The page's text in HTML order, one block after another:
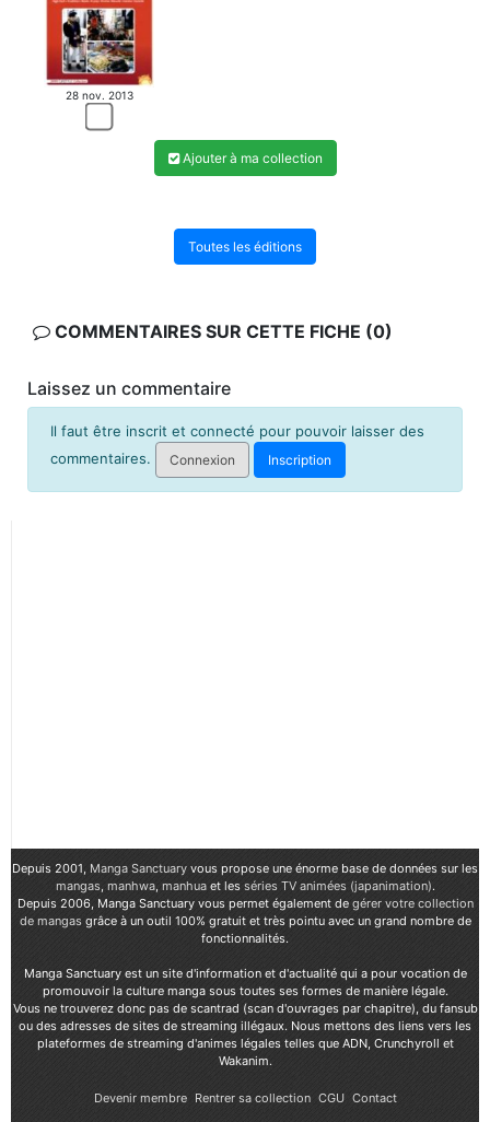
28 nov. 2013
Ajouter à ma collection
Toutes les éditions
COMMENTAIRES SUR CETTE FICHE (0)
Laissez un commentaire
Il faut être inscrit et connecté pour pouvoir laisser des
commentaires.
Connexion Inscription
Depuis 2001, Manga Sanctuary vous propose une énorme base de données sur les
mangas, manhwa, manhuaet les séries TV animées (japanimation).
Depuis 2006, Manga Sanctuary vous permet également de gérer votre collection
de mangasgrâce à un outil 100% gratuit et très pointu avec un grand nombre de
fonctionnalités.
Manga Sanctuary est un site d'information et d'actualité qui a pour vocation de
promouvoir la culture manga sous toutes ses formes de manière légale.
Vous ne trouverez donc pas de scantrad (scan d'ouvrages par chapitre), du fansub
ou des adresses de sites de streaming illégaux. Nous mettons des liens vers les
plateformes de streaming d'animes légales telles que ADN, Crunchyroll et
Wakanim.
Devenir membre Rentrer sa collection CGU Contact